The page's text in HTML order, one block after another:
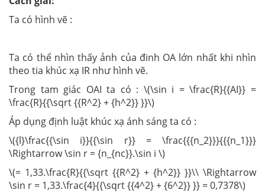
Ta có hình vẽ :
Ta có thể nhìn thấy ảnh của đinh OA lớn nhất khi nhìn
theo tia khúc xạ IR như hình vẽ.
Trong tam giác OAI ta có : \(\sin i = \frac{R}{{AI}} =
\frac{R}{{\sqrt {{R^2} + {h^2}} }}\)
Áp dụng định luật khúc xạ ánh sáng ta có :
\({l}\frac{{\sin i}}{{\sin r}} = \frac{{{n_2}}}{{{n_1}}}
\Rightarrow \sin r = {n_{nc}}.\sin i \)
\(= 1,33.\frac{R}{{\sqrt {{R^2} + {h^2}} }}\\ \Rightarrow
\sin r = 1,33.\frac{4}{{\sqrt {{4^2} + {6^2}} }} = 0,7378\)